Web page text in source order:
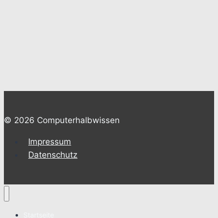
© 2026 Computerhalbwissen
Impressum
Datenschutz